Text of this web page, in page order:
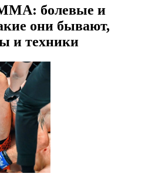
болевые и
они бывают,
и техники